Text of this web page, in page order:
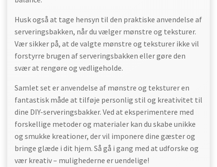
Husk også at tage hensyn til den praktiske anvendelse af
serveringsbakken, når du vælger mønstre og teksturer.
Vær sikker på, at de valgte mønstre og teksturer ikke vil
forstyrre brugen af serveringsbakken eller gøre den
svær at rengøre og vedligeholde.
Samlet set er anvendelse af mønstre og teksturer en
fantastisk måde at tilføje personlig stil og kreativitet til
dine DIY-serveringsbakker. Ved at eksperimentere med
forskellige metoder og materialer kan du skabe unikke
og smukke kreationer, der vil imponere dine gæster og
bringe glæde i dit hjem. Så gå i gang med at udforske og
vær kreativ – mulighederne er uendelige!